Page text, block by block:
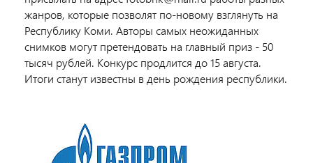
жанров, которые позволят по-новому взглянуть на
Республику Коми. Авторы самых неожиданных
снимков могут претендовать на главный приз - 50
тысяч рублей. Конкурс продлится до 15 августа.
Итоги станут известны в день рождения республики.